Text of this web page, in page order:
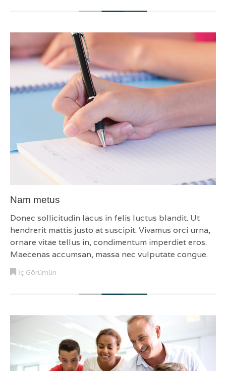
Nam metus
Donec sollicitudin lacus in felis luctus blandit. Ut
hendrerit mattis justo at suscipit. Vivamus orci urna,
ornare vitae tellus in, condimentum imperdiet eros.
Maecenas accumsan, massa nec vulputate congue.
İç Görümün